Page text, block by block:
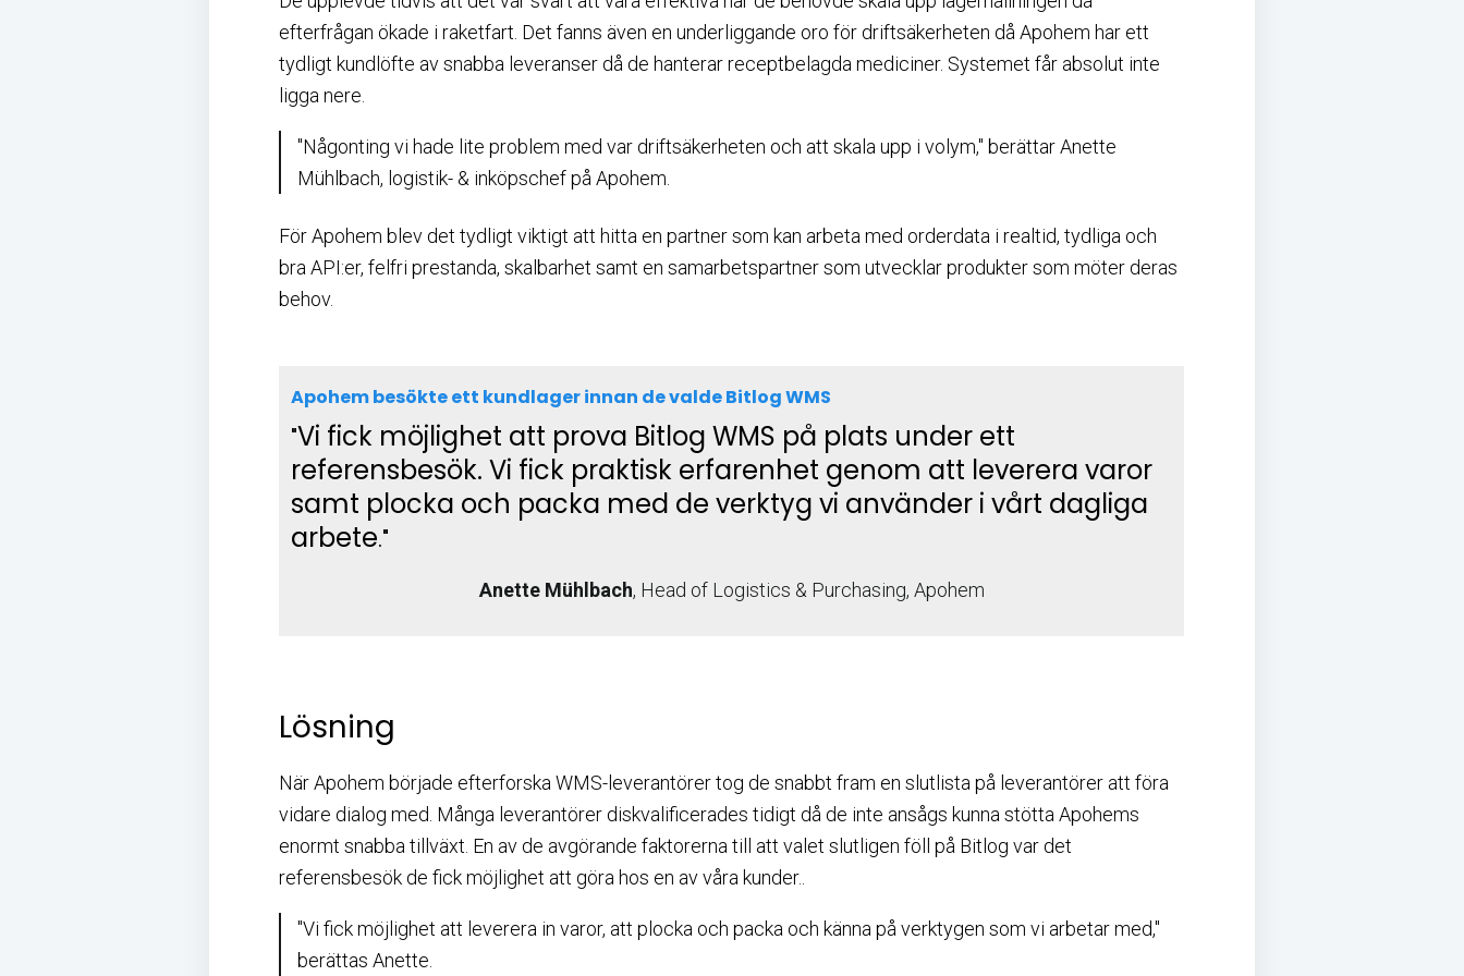
efterfrågan ökade i raketfart. Det fanns även en underliggande oro för driftsäkerheten då Apohem har ett
tydligt kundlöfte av snabba leveranser då de hanterar receptbelagda mediciner. Systemet får absolut inte
ligga nere.
"Någonting vi hade lite problem med var driftsäkerheten och att skala upp i volym," berättar Anette
Mühlbach, logistik- & inköpschef på Apohem.
För Apohem blev det tydligt viktigt att hitta en partner som kan arbeta med orderdata i realtid, tydliga och
bra API:er, felfri prestanda, skalbarhet samt en samarbetspartner som utvecklar produkter som möter deras
behov.
Apohem besökte ett kundlager innan de valde Bitlog WMS
"Vi fick möjlighet att prova Bitlog WMS på plats under ett
referensbesök. Vi fick praktisk erfarenhet genom att leverera varor
samt plocka och packa med de verktyg vi använder i vårt dagliga
arbete."
Anette Mühlbach, Head of Logistics & Purchasing, Apohem
Lösning
När Apohem började efterforska WMS-leverantörer tog de snabbt fram en slutlista på leverantörer att föra
vidare dialog med. Många leverantörer diskvalificerades tidigt då de inte ansågs kunna stötta Apohems
enormt snabba tillväxt. En av de avgörande faktorerna till att valet slutligen föll på Bitlog var det
referensbesök de fick möjlighet att göra hos en av våra kunder..
"Vi fick möjlighet att leverera in varor, att plocka och packa och känna på verktygen som vi arbetar med,"
berättas Anette.